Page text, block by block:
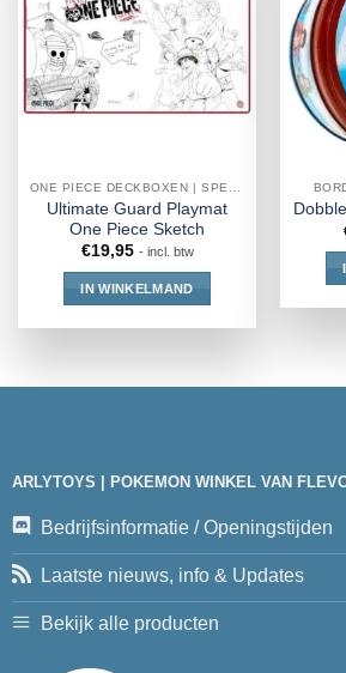
Ultimate Guard Playmat
One Piece Sketch
€19,95 - incl. btw
IN WINKELMAND
ARLYTOYS | POKEMON WINKEL VAN
Bedrijfsinformatie / Openingstijden
Laatste nieuws, info & Updates
Bekijk alle producten